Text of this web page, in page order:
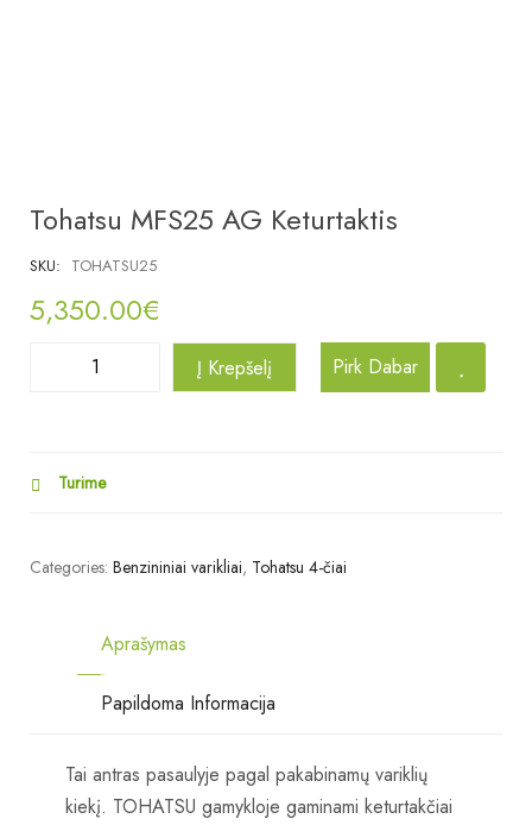
Tohatsu MFS25 AG Keturtaktis
SKU: TOHATSU25
5,350.00€
Į Krepšelį Pirk Dabar
Turime
Categories: Benzininiai varikliai, Tohatsu 4-čiai
Aprašymas
Papildoma Informacija
Tai antras pasaulyje pagal pakabinamų variklių
kiekį. TOHATSU gamykloje gaminami keturtakčiai